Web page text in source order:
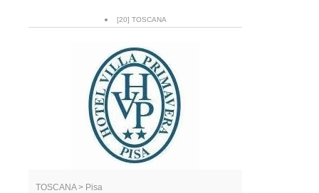
[20] TOSCANA
TOSCANA > Pisa